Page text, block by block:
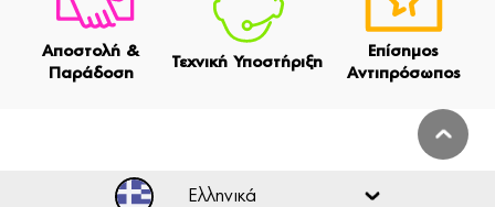
Αποστολή &
Παράδοση
Τεχνική Υποστήριξη
Επίσημος
Αντιπρόσωπος
Ελληνικά